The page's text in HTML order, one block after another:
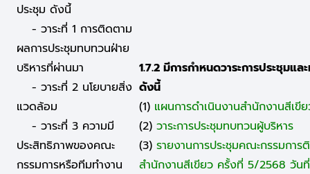
ประชุม ดังนี้
- วาระที่ 1 การติดตาม
ผลการประชุมทบทวนฝ่าย
บริหารที่ผ่านมา
- วาระที่ 2 นโยบายสิ่ง
แวดล้อม
- วาระที่ 3 ความมี
ประสิทธิภาพของคณะ
กรรมการหรือทีมทำงาน
1.7.2 มีการกำหนดวาระการประชุมแ
ดังนี้
(1) แผนการดำเนินงานสำนักงานสีเขี
(2) วาระการประชุมทบทวนผู้บริหาร
(3) รายงานการประชุมคณะกรรมการ
สำนักงานสีเขียว ครั้งที่ 5/2568 วัน